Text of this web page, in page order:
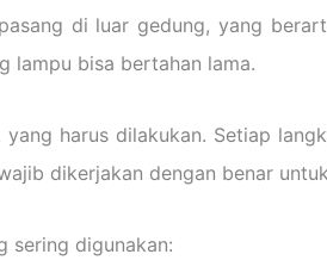
di luar gedung, yang
lampu bisa bertahan lama.
harus dilakukan. Setiap
dikerjakan dengan benar
sering digunakan: